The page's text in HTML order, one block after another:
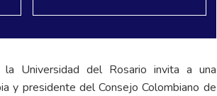
la Universidad del Rosario invita a una
y presidente del Consejo Colombiano de